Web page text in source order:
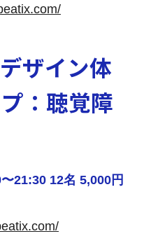
ザイン体
：聴覚障
21:30 12名 5,000円